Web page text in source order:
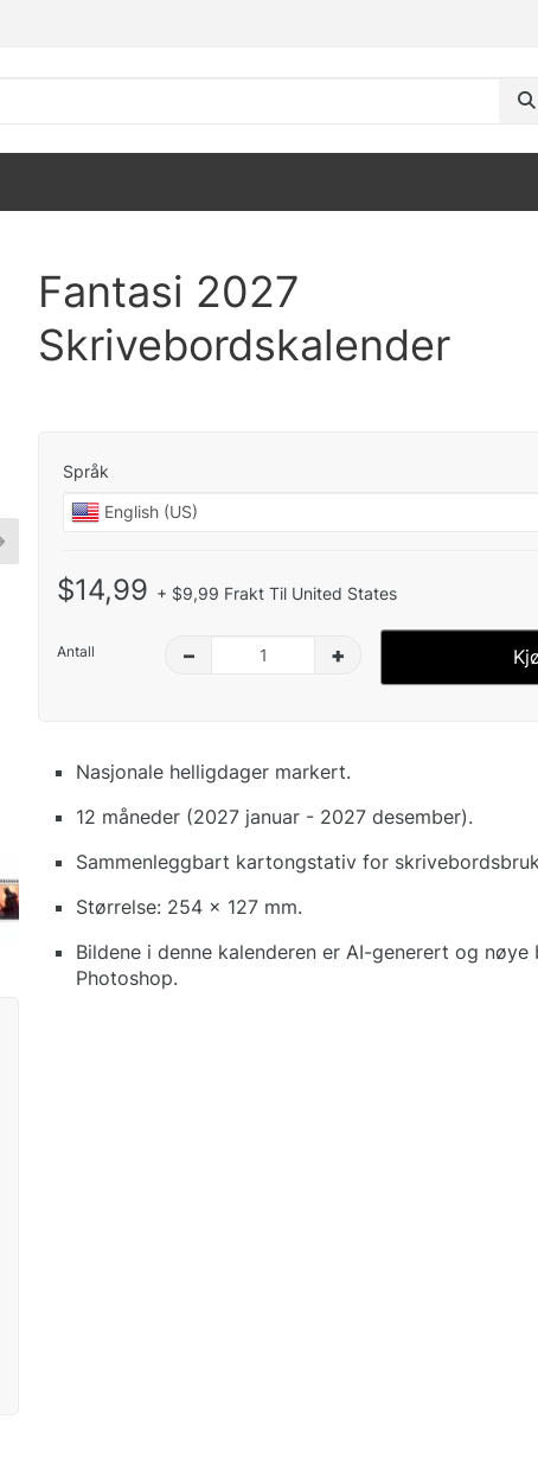
Fantasi 2027
Skrivebordskalender
Språk
$14,99 + $9,99 Frakt Til United States
Antall – +
Nasjonale helligdager markert.
12 måneder (2027 januar - 2027 desember).
Sammenleggbart kartongstativ for
Størrelse: 254 x 127 mm.
Bildene i denne kalenderen er AI-generert og nøye
Photoshop.